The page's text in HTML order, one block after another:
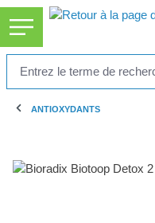
principal
ANTIOXYDANTS
Ignorer la galerie d'images